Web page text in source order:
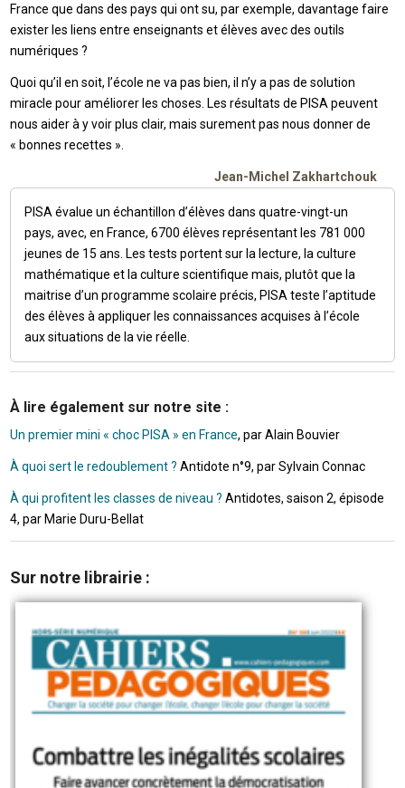
France que dans des pays qui ont su, par exemple, davantage faire
exister les liens entre enseignants et élèves avec des outils
numériques ?
Quoi qu’il en soit, l’école ne va pas bien, il n’y a pas de solution
miracle pour améliorer les choses. Les résultats de PISA peuvent
nous aider à y voir plus clair, mais surement pas nous donner de
« bonnes recettes ».
Jean-Michel Zakhartchouk
PISA évalue un échantillon d’élèves dans quatre-vingt-un
pays, avec, en France, 6700 élèves représentant les 781 000
jeunes de 15 ans. Les tests portent sur la lecture, la culture
mathématique et la culture scientifique mais, plutôt que la
maitrise d’un programme scolaire précis, PISA teste l’aptitude
des élèves à appliquer les connaissances acquises à l’école
aux situations de la vie réelle.
À lire également sur notre site :
Un premier mini « choc PISA » en France, par Alain Bouvier
À quoi sert le redoublement ? Antidote n°9, par Sylvain Connac
À qui profitent les classes de niveau ? Antidotes, saison 2, épisode
4, par Marie Duru-Bellat
Sur notre librairie :